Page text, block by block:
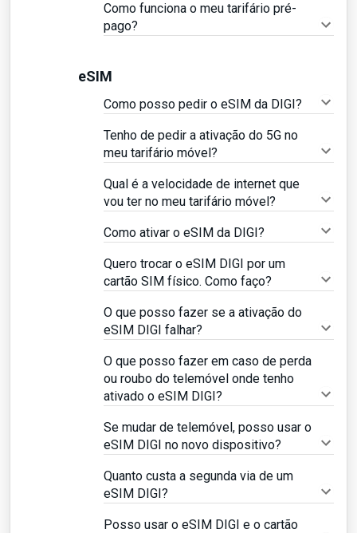
Como funciona o meu tarifário pré-
pago?
eSIM
Como posso pedir o eSIM da DIGI?
Tenho de pedir a ativação do 5G no
meu tarifário móvel?
Qual é a velocidade de internet que
vou ter no meu tarifário móvel?
Como ativar o eSIM da DIGI?
Quero trocar o eSIM DIGI por um
cartão SIM físico. Como faço?
O que posso fazer se a ativação do
eSIM DIGI falhar?
O que posso fazer em caso de perda
ou roubo do telemóvel onde tenho
ativado o eSIM DIGI?
Se mudar de telemóvel, posso usar o
eSIM DIGI no novo dispositivo?
Quanto custa a segunda via de um
eSIM DIGI?
Posso usar o eSIM DIGI e o cartão